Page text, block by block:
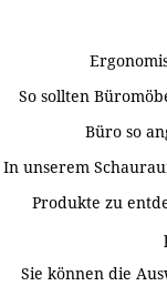
So sollten
Büro so
In unserem
Produkte zu
Sie können die